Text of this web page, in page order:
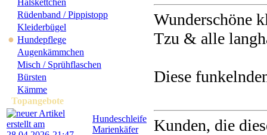
Halskettchen
Rüdenband / Pippistopp
Kleiderbügel
● Hundepflege
Augenkämmchen
Misch / Sprühflaschen
Bürsten
Kämme
Topangebote
Hundeschleife
Marienkäfer
Wunderschöne
Tzu & alle
Diese
Kunden, die